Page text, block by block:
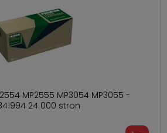
MP2555 MP3054 MP3055 -
24 000 stron